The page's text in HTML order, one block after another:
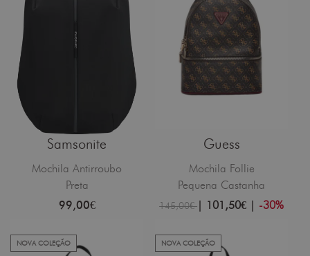
Samsonite
Mochila Antirroubo
Preta
99,00€
Guess
Mochila Follie
Pequena Castanha
145,00€| 101,50€ | -30%
NOVA COLEÇÃO NOVA COLEÇÃO